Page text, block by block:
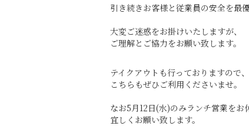
引き続きお客様と従業員の安全を最
大変ご迷惑をお掛けいたしますが、
ご理解とご協力をお願い致します。
テイクアウトも行っておりますので、
こちらもぜひご利用くださいませ。
なお5月12日(水)のみランチ営業をお
宜しくお願い致します。